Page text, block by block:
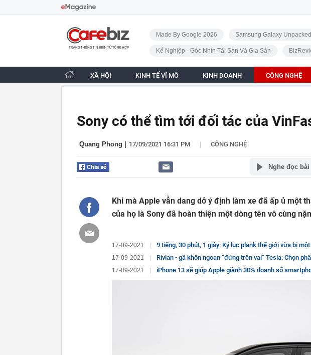
CafeBiz - Trang chủ
Made By Google 2026 Samsung Galaxy
Kế Nghiệp - Góc Nhìn Tài Sản Và Gia Sản
XÃ HỘI KINH TẾ VĨ MÔ KINH DOANH CÔNG NGHỆ
Sony có thể tìm tới đối tác của
Quang Phong 17/09/2021 16:31 PM | CÔNG NGHỆ
Nghe đọc bài
Khi mà Apple vẫn dang dở ý định làm xe đã ấp ủ một
của họ là Sony đã hoàn thiện một dòng tên vô cùng
17-09-2021 9 tiếng, 30 phút, 1 giây: Kỷ lục plank thế giới vừa bị
17-09-2021 Rivian - gã khôn ngoan “đứng trên vai” Tesla: Chọn phân khúc không cạnh tranh với Elon
17-09-2021 iPhone 13 sẽ giúp Apple giành 30% doanh số